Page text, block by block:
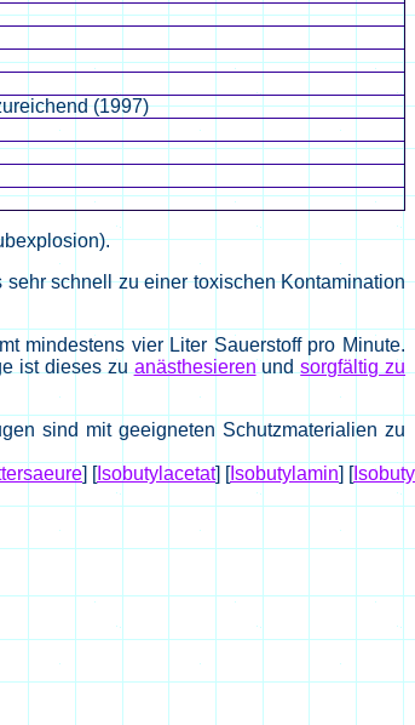
(1997)
schnell zu einer toxischen Kontamination
mindestens vier Liter Sauerstoff pro Minute.
ist dieses zu anästhesierenundsorgfältig zu
sind mit geeigneten Schutzmaterialien zu
] [Isobutylacetat] [Isobutylamin] [